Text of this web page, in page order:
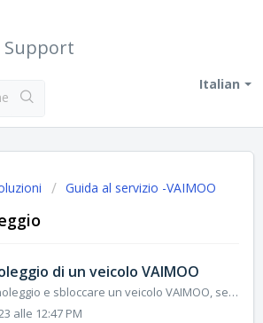
Support
Italian
Guida al servizio -VAIMOO
di un veicolo VAIMOO
Per avviare il noleggio e sbloccare un veicolo VAIMOO, segui i seguenti passaggi: Per poter utilizzare il servizio è necessario essere in possesso di un ac...
alle 12:47 PM